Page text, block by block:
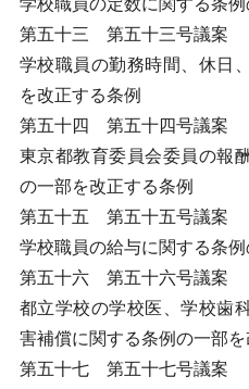
学校職員の定数に関する条
第五十三 第五十三号議案
学校職員の勤務時間、休日
を改正する条例
第五十四 第五十四号議案
東京都教育委員会委員の報
の一部を改正する条例
第五十五 第五十五号議案
学校職員の給与に関する条
第五十六 第五十六号議案
都立学校の学校医、学校歯
害補償に関する条例の一部を
第五十七 第五十七号議案